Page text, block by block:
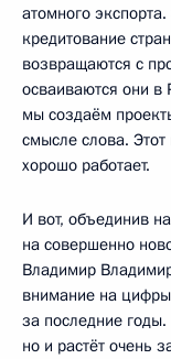
атомного
кредитование
возвращаются с
осваиваются они
мы создаём
смысле слова.
хорошо работает.
И вот, объединив
на совершенно
Владимир
внимание на
за последние
но и растёт очень